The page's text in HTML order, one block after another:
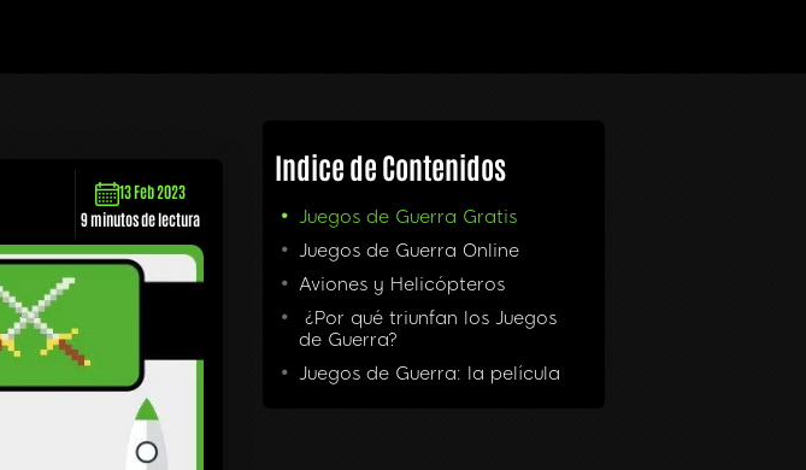
13 Feb 2023
9 minutos de lectura
Indice de Contenidos
Juegos de Guerra Gratis
Juegos de Guerra Online
Aviones y Helicópteros
¿Por qué triunfan los Juegos
de Guerra?
Juegos de Guerra: la película